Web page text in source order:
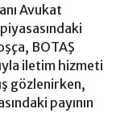
Avukat
BOTAŞ
iletim hizmeti
gözlenirken,
payının